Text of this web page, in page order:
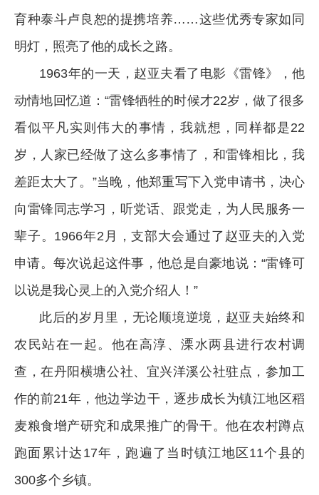
育种泰斗卢良恕的提携培养……这些优秀专家如同
明灯，照亮了他的成长之路。
1963年的一天，赵亚夫看了电影《雷锋》，他
动情地回忆道：“雷锋牺牲的时候才22岁，做了很多
看似平凡实则伟大的事情，我就想，同样都是22
岁，人家已经做了这么多事情了，和雷锋相比，我
差距太大了。”当晚，他郑重写下入党申请书，决心
向雷锋同志学习，听党话、跟党走，为人民服务一
辈子。1966年2月，支部大会通过了赵亚夫的入党
申请。每次说起这件事，他总是自豪地说：“雷锋可
以说是我心灵上的入党介绍人！”
此后的岁月里，无论顺境逆境，赵亚夫始终和
农民站在一起。他在高淳、溧水两县进行农村调
查，在丹阳横塘公社、宜兴洋溪公社驻点，参加工
作的前21年，他边学边干，逐步成长为镇江地区稻
麦粮食增产研究和成果推广的骨干。他在农村蹲点
跑面累计达17年，跑遍了当时镇江地区11个县的
300多个乡镇。